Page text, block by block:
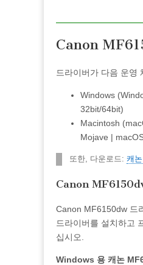
Canon
드라이버가 다음 운영
Windows
32bit/64bit)
Macintosh
Mojave |
또한, 다운로드: 캐
Canon
Canon MF6150dw 드
드라이버를 설치하고
십시오.
Windows 용 캐논